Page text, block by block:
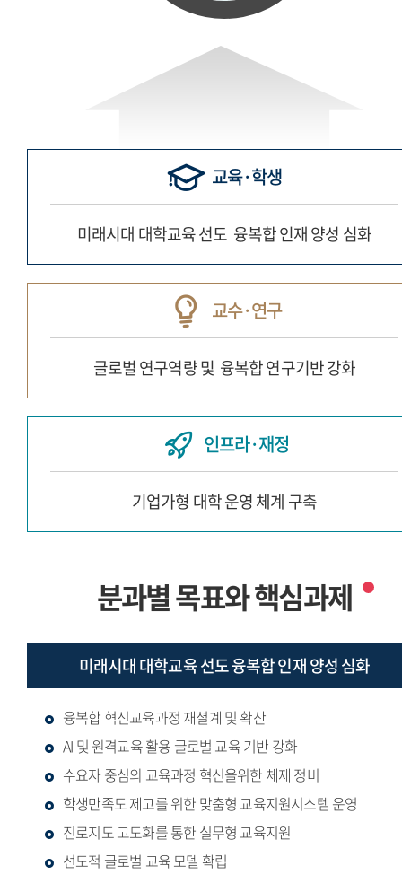
교육·학생
미래시대 대학교육 선도 융복합 인재 양성 심화
교수·연구
글로벌 연구역량 및 융복합 연구기반 강화
인프라·재정
기업가형 대학 운영 체계 구축
분과별 목표와 핵심과제
미래시대 대학교육 선도융복합 인재 양성 심화
융복합 혁신교육과정 재셜계 및 확산
AI 및 원격교육 활용 글로벌 교육 기반 강화
수요자 중심의 교육과정 혁신을위한 체제 정비
학생만족도 제고를 위한 맞춤형 교육지원시스템 운영
진로지도 고도화를 통한 실무형 교육지원
선도적 글로벌 교육 모델 확립